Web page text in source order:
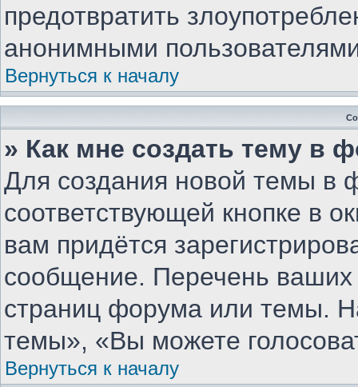
предотвратить
анонимными
Вернуться к началу
» Как мне создать тему в
Для создания новой темы в
соответствующей кнопке в
вам придётся
сообщение. Перечень ваших
страниц форума или темы.
темы», «Вы можете
Вернуться к началу